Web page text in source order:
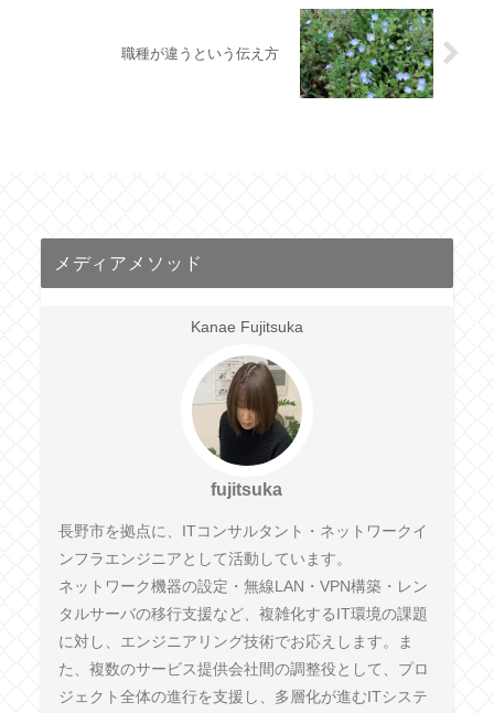
職種が違うという伝え方
メディアメソッド
Kanae Fujitsuka
fujitsuka
長野市を拠点に、ITコンサルタント・ネットワークイ
ンフラエンジニアとして活動しています。
ネットワーク機器の設定・無線LAN・VPN構築・レン
タルサーバの移行支援など、複雑化するIT環境の課題
に対し、エンジニアリング技術でお応えします。ま
た、複数のサービス提供会社間の調整役として、プロ
ジェクト全体の進行を支援し、多層化が進むITシステ